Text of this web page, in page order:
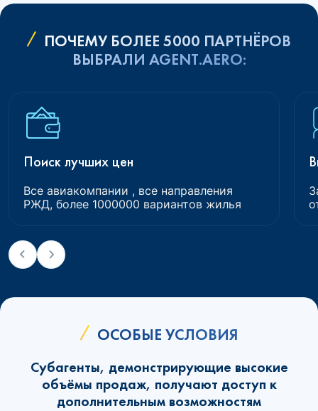
ПОЧЕМУ БОЛЕЕ 5000 ПАРТНЁРОВ
ВЫБРАЛИ AGENT.AERO:
Поиск лучших цен
Все авиакомпании , все направления
РЖД, более 1000000 вариантов жилья
ОСОБЫЕ УСЛОВИЯ
Субагенты, демонстрирующие высокие
объёмы продаж, получают доступ к
дополнительным возможностям